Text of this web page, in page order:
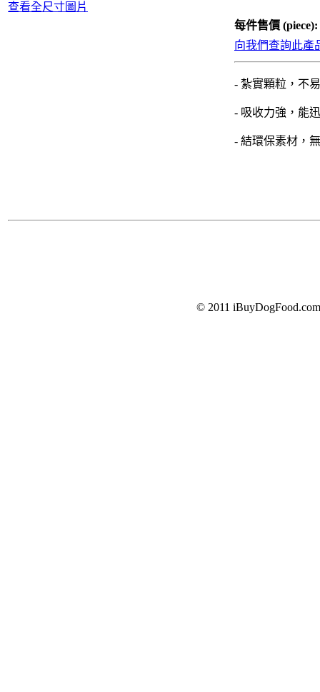
查看全尺寸圖片
每件售價 (piece):
向我們查詢此產
- 紮實顆粒，不
- 吸收力強，能
- 結環保素材，
© 2011